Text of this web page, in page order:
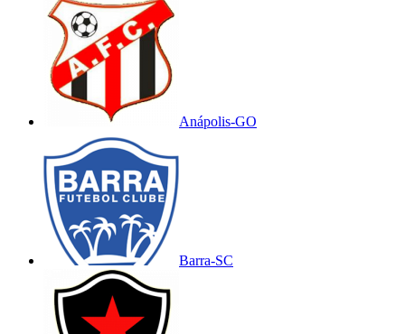
Anápolis-GO
Barra-SC